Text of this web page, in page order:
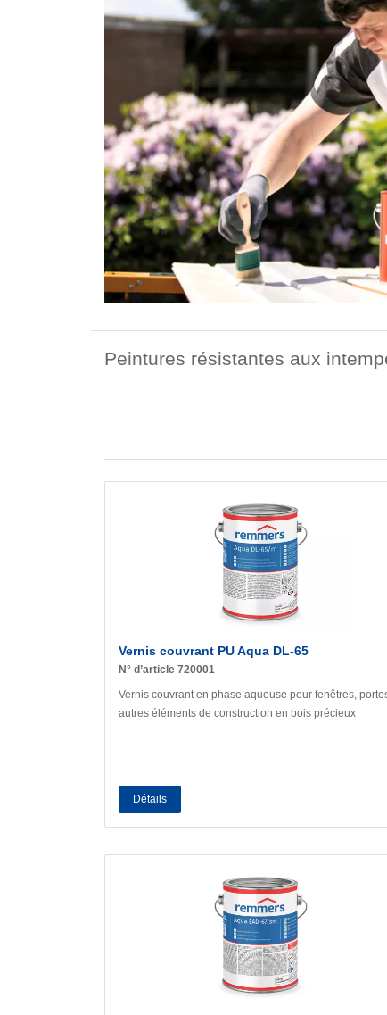
Peintures résistantes aux
Vernis couvrant PU Aqua DL-65
N° d’article 720001
Vernis couvrant en phase aqueuse pour fenêtres,
autres éléments de construction en bois précieux
Détails